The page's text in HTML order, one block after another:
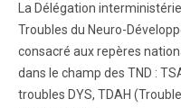
La Délégation
Troubles du Neuro-
consacré aux repères
dans le champ des TND :
troubles DYS, TDAH